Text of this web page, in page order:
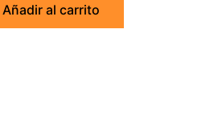
Añadir al carrito